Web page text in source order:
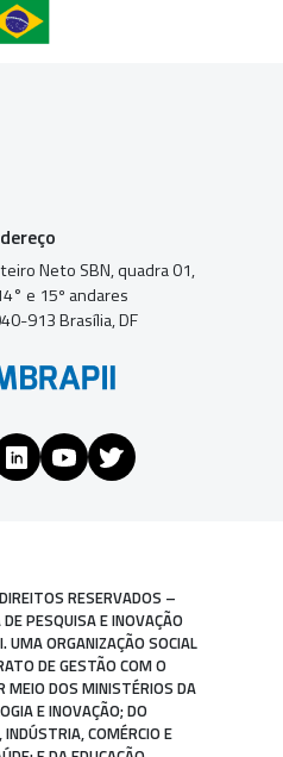
Neto SBN, quadra 01,
e 15º andares
913 Brasília, DF
RESERVADOS –
PESQUISA E INOVAÇÃO
ORGANIZAÇÃO SOCIAL
DE GESTÃO COM O
MEIO DOS MINISTÉRIOS DA
E INOVAÇÃO; DO
COMÉRCIO E